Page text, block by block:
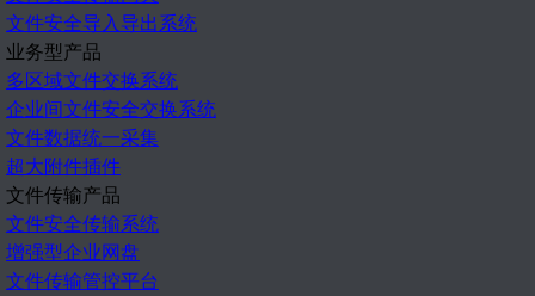
文件安全导入导出系统
业务型产品
多区域文件交换系统
企业间文件安全交换系统
文件数据统一采集
超大附件插件
文件传输产品
文件安全传输系统
增强型企业网盘
文件传输管控平台